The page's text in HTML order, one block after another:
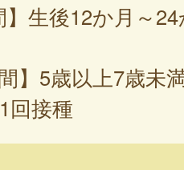
】生後12か月～
】5歳以上7歳未
回接種